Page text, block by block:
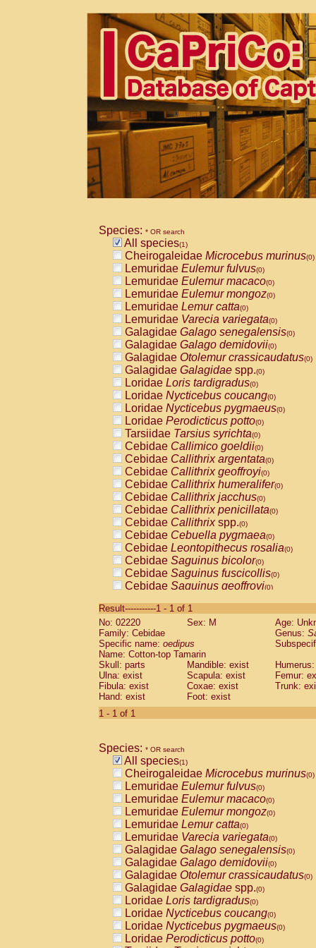
Species: * OR search
All species(1)
Cheirogaleidae Microcebus murinus(0)
Lemuridae Eulemur fulvus(0)
Lemuridae Eulemur macaco(0)
Lemuridae Eulemur mongoz(0)
Lemuridae Lemur catta(0)
Lemuridae Varecia variegata(0)
Galagidae Galago senegalensis(0)
Galagidae Galago demidovii(0)
Galagidae Otolemur crassicaudatus(0)
Galagidae Galagidae spp.(0)
Loridae Loris tardigradus(0)
Loridae Nycticebus coucang(0)
Loridae Nycticebus pygmaeus(0)
Loridae Perodicticus potto(0)
Tarsiidae Tarsius syrichta(0)
Cebidae Callimico goeldii(0)
Cebidae Callithrix argentata(0)
Cebidae Callithrix geoffroyi(0)
Cebidae Callithrix humeralifer(0)
Cebidae Callithrix jacchus(0)
Cebidae Callithrix penicillata(0)
Cebidae Callithrixspp.(0)
Cebidae Cebuella pygmaea(0)
Cebidae Leontopithecus rosalia(0)
Cebidae Saguinus bicolor(0)
Cebidae Saguinus fuscicollis(0)
Cebidae Saguinus geoffroyi(0)
CebidaeSaguinus labiatus(0)
Cebidae Saguinus leucopus (0)
Cebidae
CebidaeSaguinus mystax
Cebidae Saguinus nigricollis (0)
Cebidae Saguinus oedipus
Cebidae Saguinus weddelli
Cebidae Saguinusspp.
Cebidae
CebidaeCebus capucinus
CebidaeCebus nigrivittatus
CebidaeCebus spp.(0)
CebidaeSaimiri boliviensis(0)
CebidaeSaimiri sciureus(0)
AtelidaeAlouatta caraya(0)
AtelidaeAlouatta fusca(0)
AtelidaeAlouatta seniculus(0)
AtelidaeAlouattaspp.(0)
AtelidaeAteles belzebuth(0)
AtelidaeAteles geoffroyi(0)
AtelidaeAteles paniscus(0)
AtelidaeAtelesspp.(0)
AtelidaeLagothrix lagothricha(0)
AtelidaeLagothrix lagothricha cana
PitheciidaeCacajao calvus
Result-----------1 - 1 of 1
No: 02220
Sex: M
Age:
Family: Cebidae
Genus:
Specific name: oedipus
Name: Cotton-top Tamarin
Skull: parts
Mandible: exist
Ulna: exist
Scapula: exist
Femur:
Fibula: exist
Coxae: exist
Trunk:
Hand: exist
Foot: exist
1 - 1 of 1
Species: * OR search
All species(1)
Cheirogaleidae Microcebus murinus(0)
Lemuridae Eulemur fulvus(0)
Lemuridae Eulemur macaco(0)
Lemuridae Eulemur mongoz(0)
Lemuridae Lemur catta(0)
Lemuridae Varecia variegata(0)
Galagidae Galago senegalensis(0)
Galagidae Galago demidovii(0)
Galagidae Otolemur crassicaudatus(0)
Galagidae Galagidae spp.(0)
Loridae Loris tardigradus(0)
Loridae Nycticebus coucang(0)
Loridae Nycticebus pygmaeus(0)
Loridae Perodicticus potto(0)